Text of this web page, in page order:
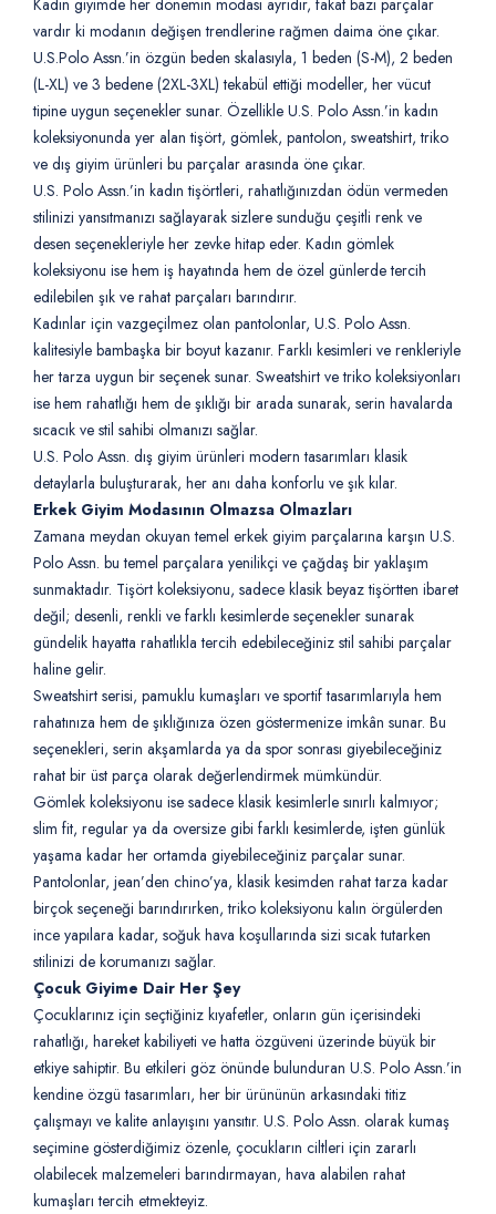
vardır ki modanın değişen trendlerine rağmen daima öne çıkar.
U.S.Polo Assn.’in özgün beden skalasıyla, 1 beden (S-M), 2 beden
(L-XL) ve 3 bedene (2XL-3XL) tekabül ettiği modeller, her vücut
tipine uygun seçenekler sunar. Özellikle U.S. Polo Assn.’in kadın
koleksiyonunda yer alan tişört, gömlek, pantolon, sweatshirt, triko
ve dış giyim ürünleri bu parçalar arasında öne çıkar.
U.S. Polo Assn.’in kadın tişörtleri, rahatlığınızdan ödün vermeden
stilinizi yansıtmanızı sağlayarak sizlere sunduğu çeşitli renk ve
desen seçenekleriyle her zevke hitap eder. Kadın gömlek
koleksiyonu ise hem iş hayatında hem de özel günlerde tercih
edilebilen şık ve rahat parçaları barındırır.
Kadınlar için vazgeçilmez olan pantolonlar, U.S. Polo Assn.
kalitesiyle bambaşka bir boyut kazanır. Farklı kesimleri ve renkleriyle
her tarza uygun bir seçenek sunar. Sweatshirt ve triko koleksiyonları
ise hem rahatlığı hem de şıklığı bir arada sunarak, serin havalarda
sıcacık ve stil sahibi olmanızı sağlar.
U.S. Polo Assn. dış giyim ürünleri modern tasarımları klasik
detaylarla buluşturarak, her anı daha konforlu ve şık kılar.
Erkek Giyim Modasının Olmazsa Olmazları
Zamana meydan okuyan temel erkek giyim parçalarına karşın U.S.
Polo Assn. bu temel parçalara yenilikçi ve çağdaş bir yaklaşım
sunmaktadır. Tişört koleksiyonu, sadece klasik beyaz tişörtten ibaret
değil; desenli, renkli ve farklı kesimlerde seçenekler sunarak
gündelik hayatta rahatlıkla tercih edebileceğiniz stil sahibi parçalar
haline gelir.
Sweatshirt serisi, pamuklu kumaşları ve sportif tasarımlarıyla hem
rahatınıza hem de şıklığınıza özen göstermenize imkân sunar. Bu
seçenekleri, serin akşamlarda ya da spor sonrası giyebileceğiniz
rahat bir üst parça olarak değerlendirmek mümkündür.
Gömlek koleksiyonu ise sadece klasik kesimlerle sınırlı kalmıyor;
slim fit, regular ya da oversize gibi farklı kesimlerde, işten günlük
yaşama kadar her ortamda giyebileceğiniz parçalar sunar.
Pantolonlar, jean’den chino’ya, klasik kesimden rahat tarza kadar
birçok seçeneği barındırırken, triko koleksiyonu kalın örgülerden
ince yapılara kadar, soğuk hava koşullarında sizi sıcak tutarken
stilinizi de korumanızı sağlar.
Çocuk Giyime Dair Her Şey
Çocuklarınız için seçtiğiniz kıyafetler, onların gün içerisindeki
rahatlığı, hareket kabiliyeti ve hatta özgüveni üzerinde büyük bir
etkiye sahiptir. Bu etkileri göz önünde bulunduran U.S. Polo Assn.’in
kendine özgü tasarımları, her bir ürününün arkasındaki titiz
çalışmayı ve kalite anlayışını yansıtır. U.S. Polo Assn. olarak kumaş
seçimine gösterdiğimiz özenle, çocukların ciltleri için zararlı
olabilecek malzemeleri barındırmayan, hava alabilen rahat
kumaşları tercih etmekteyiz.